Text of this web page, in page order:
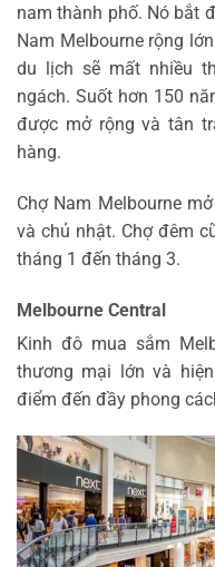
nam thành phố. Nó bắt
Nam Melbourne rộng
du lịch sẽ mất nhiều
ngách. Suốt hơn 150
được mở rộng và tân
hàng.
Chợ Nam Melbourne
và chủ nhật. Chợ đêm
tháng 1 đến tháng 3.
Melbourne Central
Kinh đô mua sắm
thương mại lớn và
điểm đến đầy phong